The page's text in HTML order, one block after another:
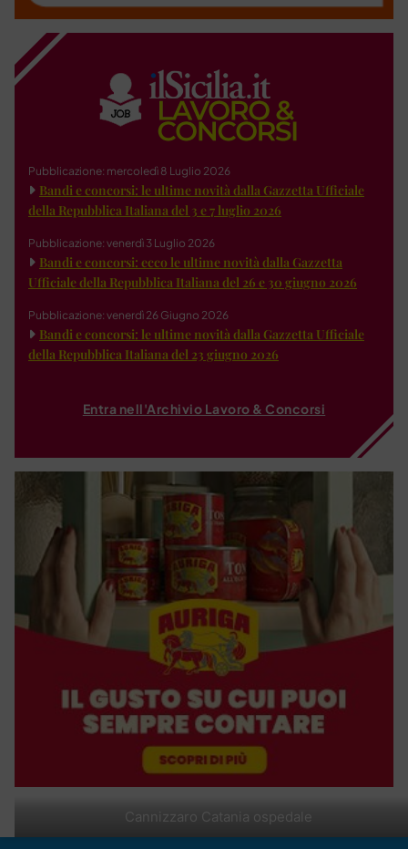
Cannizzaro Catania ospedale
Pubblicazione: mercoledì 8 Luglio 2026
Bandi e concorsi: le ultime novità dalla Gazzetta Ufficiale
della Repubblica Italiana del 3 e 7 luglio 2026
Pubblicazione: venerdì 3 Luglio 2026
Bandi e concorsi: ecco le ultime novità dalla Gazzetta
Ufficiale della Repubblica Italiana del 26 e 30 giugno 2026
Pubblicazione: venerdì 26 Giugno 2026
Bandi e concorsi: le ultime novità dalla Gazzetta Ufficiale
della Repubblica Italiana del 23 giugno 2026
Entra nell'Archivio Lavoro & Concorsi